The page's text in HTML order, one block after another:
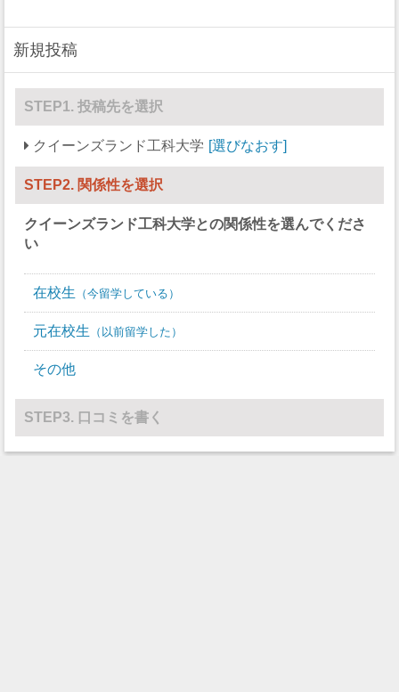
新規投稿
STEP1. 投稿先を選択
クイーンズランド工科大学 選びなおす
STEP2. 関係性を選択
クイーンズランド工科大学との関係性を選んでくださ
い
在校生 今留学している
元在校生 以前留学した
その他
STEP3. 口コミを書く